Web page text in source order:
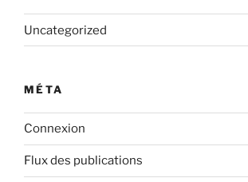
Uncategorized
MÉTA
Connexion
Flux des publications